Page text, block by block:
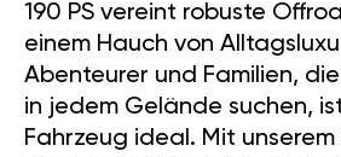
190 PS vereint robuste
einem Hauch von
Abenteurer und Familien,
in jedem Gelände suchen,
Fahrzeug ideal. Mit unserem